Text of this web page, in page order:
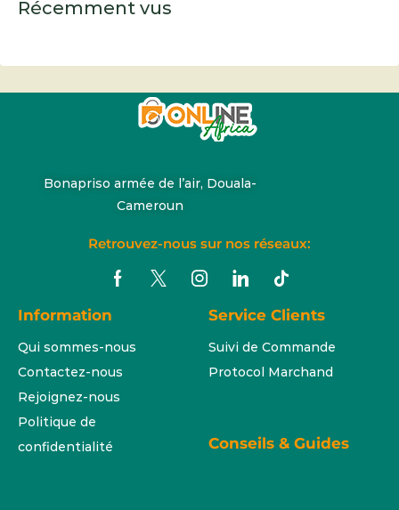
Récemment vus
Bonapriso armée de l’air, Douala-
Cameroun
Retrouvez-nous sur nos réseaux:
Information
Qui sommes-nous
Contactez-nous
Rejoignez-nous
Politique de
confidentialité
Service Clients
Suivi de Commande
Protocol Marchand
Conseils & Guides